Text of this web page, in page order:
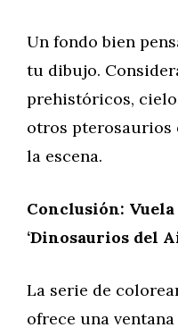
Un fondo bien
tu dibujo.
prehistóricos,
otros pterosaurios
la escena.
Conclusión:
‘Dinosaurios del
La serie de
ofrece una ventana